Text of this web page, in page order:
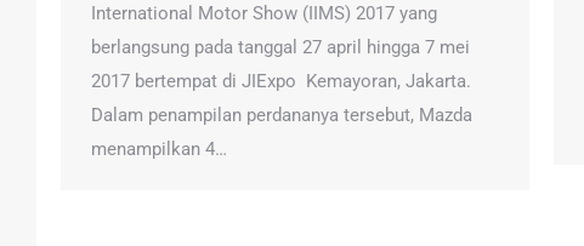
International Motor Show (IIMS) 2017 yang
berlangsung pada tanggal 27 april hingga 7 mei
2017 bertempat di JIExpo Kemayoran, Jakarta.
Dalam penampilan perdananya tersebut, Mazda
menampilkan 4…